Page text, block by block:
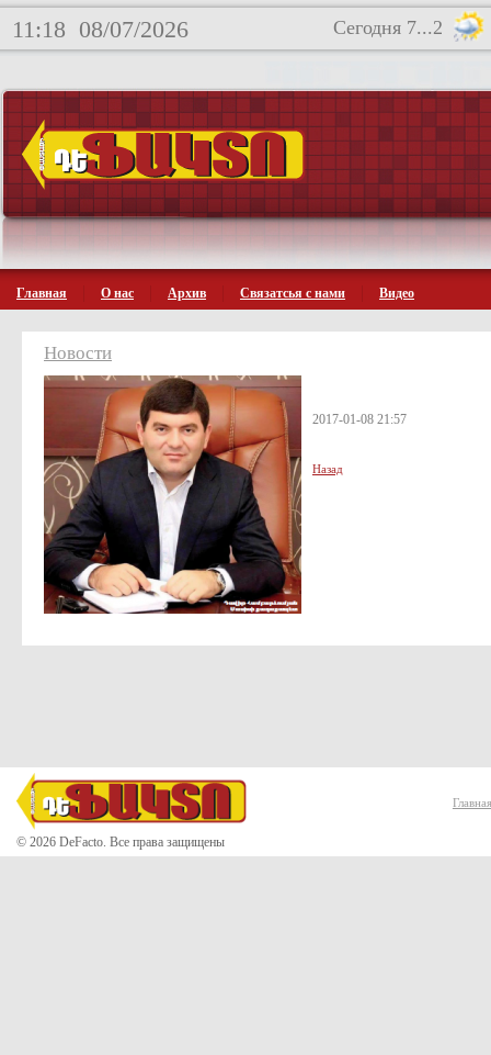
11:18 08/07/2026 Сегодня 7...2
Главная О нас Архив Связатсья с нами Видео
Новости
2017-01-08 21:57
Назад
© 2026 DeFacto. Все права защищены
Главная